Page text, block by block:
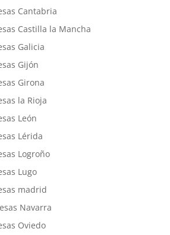
Cantabria
Castilla la Mancha
Galicia
Gijón
Girona
la Rioja
León
Lérida
Logroño
Lugo
madrid
Navarra
Oviedo